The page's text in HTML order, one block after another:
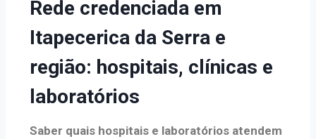
Rede credenciada em
Itapecerica da Serra e
região: hospitais, clínicas e
laboratórios
Saber quais hospitais e laboratórios atendem